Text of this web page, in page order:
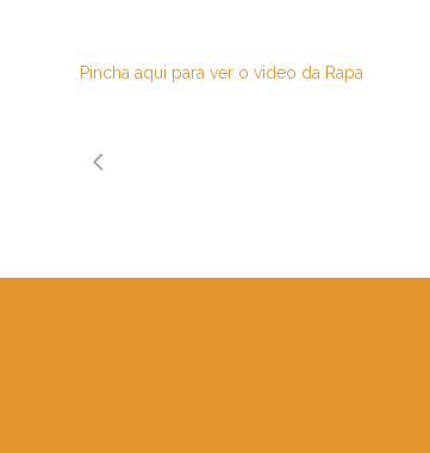
Pincha aqui para ver o video da Rapa